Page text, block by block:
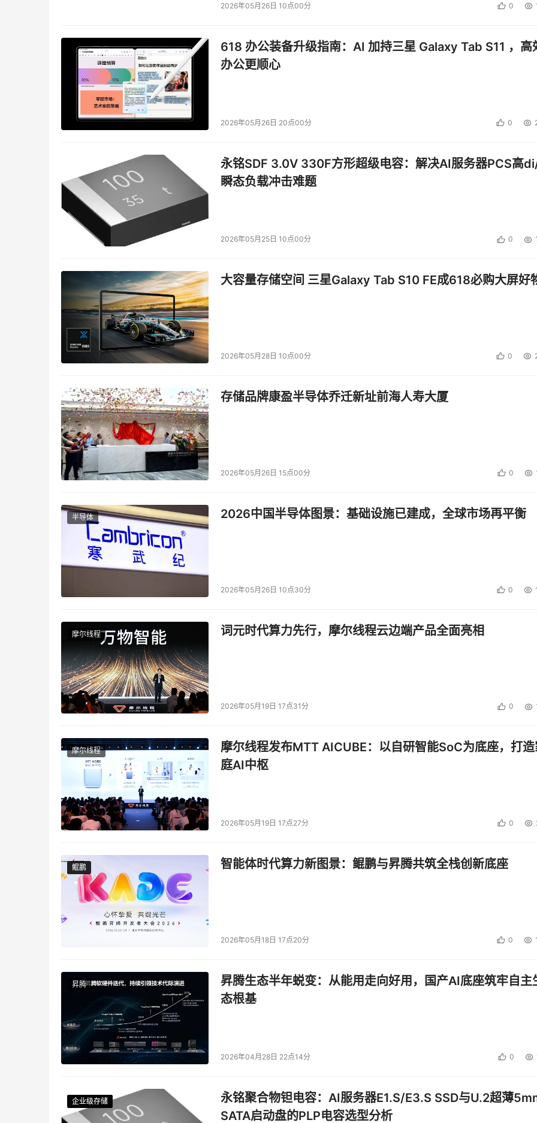
2026年05月26日 10点00分 0
618 办公装备升级指南：AI 加持三星 Galaxy Tab S11 ，高
办公更顺心
2026年05月26日 20点00分 0
永铭SDF 3.0V 330F方形超级电容：解决AI服务器PCS高
瞬态负载冲击难题
2026年05月25日 10点00分 0
大容量存储空间 三星Galaxy Tab S10 FE成618必购大屏好
2026年05月28日 10点00分 0
存储品牌康盈半导体乔迁新址前海人寿大厦
2026年05月26日 15点00分 0
半导体 2026中国半导体图景：基础设施已建成，全球市场再平衡
2026年05月26日 10点30分 0
摩尔线程 词元时代算力先行，摩尔线程云边端产品全面亮相
2026年05月19日 17点31分 0
摩尔线程
摩尔线程发布MTT AICUBE：以自研智能SoC为底座，打
庭AI中枢
2026年05月19日 17点27分 0
鲲鹏
鲲鹏 智能体时代算力新图景：鲲鹏与昇腾共筑全栈创新底座
2026年05月18日 17点20分 0
昇腾
昇腾生态半年蜕变：从能用走向好用，国产AI底座筑牢自主
态根基
2026年04月28日 22点14分 0
企业级存储
企业级存储
企业级存储
企业级存储
永铭聚合物钽电容：AI服务器E1.S/E3.S SSD与U.2超薄
SATA启动盘的PLP电容选型分析